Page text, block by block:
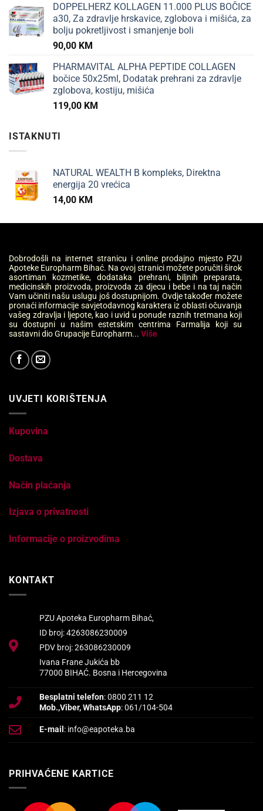
DOPPELHERZ KOLLAGEN 11.000 PLUS BOČICE
a30, Za zdravlje hrskavice, zglobova i mišića, za
bolju pokretljivost i smanjenje boli
90,00 KM
PHARMAVITAL ALPHA PEPTIDE COLLAGEN
bočice 50x25ml, Dodatak prehrani za zdravlje
zglobova, kostiju, mišića
119,00 KM
ISTAKNUTI
NATURAL WEALTH B kompleks, Direktna
energija 20 vrećica
14,00 KM
Dobrodošli na internet stranicu i online prodajno mjesto PZU
Apoteke Europharm Bihać. Na ovoj stranici možete poručiti širok
asortiman kozmetike, dodataka prehrani, biljnih preparata,
medicinskih proizvoda, proizvoda za djecu i bebe i na taj način
Vam učiniti našu uslugu još dostupnijom. Ovdje također možete
pronaći informacije savjetodavnog karaktera iz oblasti očuvanja
vašeg zdravlja i ljepote, kao i uvid u ponude raznih tretmana koji
su dostupni u našim estetskim centrima Farmalija koji su
sastavni dio Grupacije Europharm... Više
UVJETI KORIŠTENJA
Kupovina
Dostava
Način plaćanja
Izjava o privatnosti
Informacije o proizvodima
KONTAKT
PZU Apoteka Europharm Bihać,
ID broj: 4263086230009
PDV broj: 263086230009
Ivana Frane Jukića bb
77000 BIHAĆ. Bosna i Hercegovina
Besplatni telefon: 0800 211 12
Mob.,Viber, WhatsApp: 061/104-504
E-mail : info@eapoteka.ba
PRIHVAĆENE KARTICE